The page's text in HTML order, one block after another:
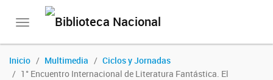
Toggle
Inicio Multimedia
Ciclos y Jornadas
1° Encuentro Internacional de Literatura Fantástica. El